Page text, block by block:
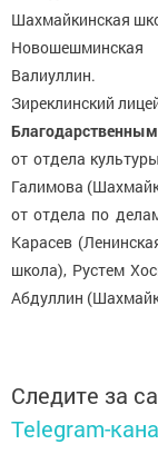
Шахмайкинская
Валиуллин.
Зиреклинский
от отдела
Галимова
от отдела по
Карасев
школа), Рустем
Абдуллин
Следите за
Telegram-